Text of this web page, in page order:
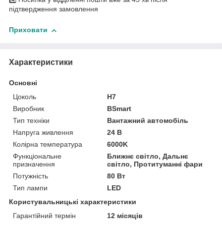
підтвердження замовлення
Приховати
Характеристики
Основні
Цоколь
H7
Виробник
BSmart
Тип техніки
Вантажний автомобіль
Напруга живлення
24 В
Колірна температура
6000K
Функціональне
призначення
Ближнє світло, Дальнє
світло, Протитуманні фари
Потужність
80 Вт
Тип лампи
LED
Користувальницькі характеристики
Гарантійний термін
12 місяців